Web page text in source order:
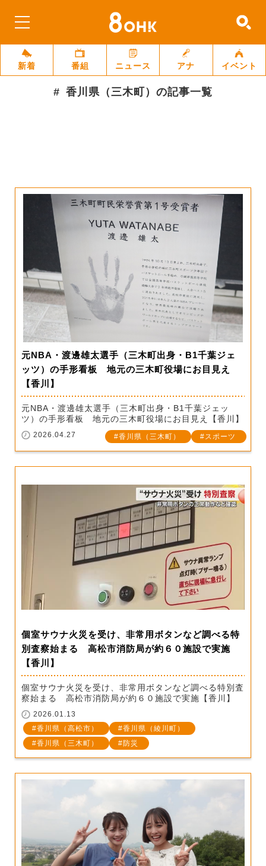
新着 番組 ニュース アナ イベント
香川県（三木町） の記事一覧
元NBA・渡邊雄太選手（三木町出身・B1千葉ジェ
ッツ）の手形看板 地元の三木町役場にお目見え
【香川】
元NBA・渡邊雄太選手（三木町出身・B1千葉ジェッ
ツ）の手形看板 地元の三木町役場にお目見え【香川】
2026.04.27 香川県（三木町） スポーツ
個室サウナ火災を受け、非常用ボタンなど調べる特
別査察始まる 高松市消防局が約６０施設で実施
【香川】
個室サウナ火災を受け、非常用ボタンなど調べる特別査
察始まる 高松市消防局が約６０施設で実施【香川】
2026.01.13
香川県（高松市）
香川県（綾川町）
香川県（三木町）
防災